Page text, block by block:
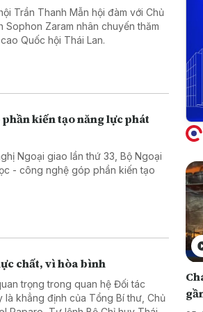
Trần Thanh Mẫn hội đàm với Chủ
Sophon Zaram nhân chuyến thăm
Quốc hội Thái Lan.
kiến tạo năng lực phát
Ngoại giao lần thứ 33, Bộ Ngoại
- công nghệ góp phần kiến tạo
chất, vì hòa bình
trọng trong quan hệ Đối tác
khẳng định của Tổng Bí thư, Chủ